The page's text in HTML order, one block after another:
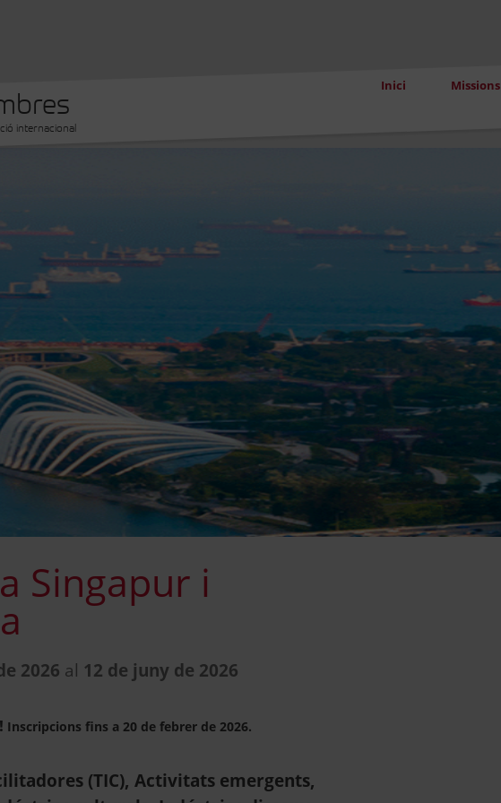
Inici Missions
internacional
Singapur i
2026 al 12 de juny de 2026
Inscripcions fins a 20 de febrer de 2026.
(TIC), Activitats emergents,